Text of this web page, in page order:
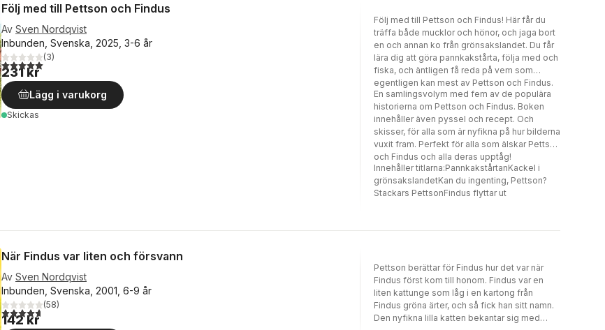
Följ med till Pettson och Findus
Av Sven Nordqvist
Inbunden, Svenska, 2025, 3-6 år
5,0utav 5 stjärnor. Totalt antal röster:
(3)
231 kr
Lägg i varukorg
Skickas
Följ med till Pettson och Findus! Här får du
träffa både mucklor och hönor, och jaga bort
en och annan ko från grönsakslandet. Du får
lära dig att göra pannkakstårta, följa med och
fiska, och äntligen få reda på vem som
egentligen kan mest av Pettson och Findus.
En samlingsvolym med fem av de populära
historierna om Pettson och Findus. Boken
innehåller även pyssel och recept. Och
skisser, för alla som är nyfikna på hur bilderna
vuxit fram. Perfekt för alla som älskar Pettson
och Findus och alla deras upptåg!
Innehåller titlarna:PannkakstårtanKackel i
grönsakslandetKan du ingenting, Pettson?
Stackars PettsonFindus flyttar ut
När Findus var liten och försvann
Av Sven Nordqvist
Inbunden, Svenska, 2001, 6-9 år
4,7utav 5 stjärnor. Totalt antal röster:
(58)
142 kr
Pettson berättar för Findus hur det var när
Findus först kom till honom. Findus var en
liten kattunge som låg i en kartong från
Findus gröna ärter, och så fick han sitt namn.
Den nyfikna lilla katten bekantar sig med